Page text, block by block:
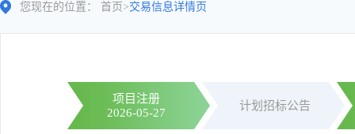
您现在的位置： 首页 >交易信息详情页
项目注册
2026-05-27
计划招标公告